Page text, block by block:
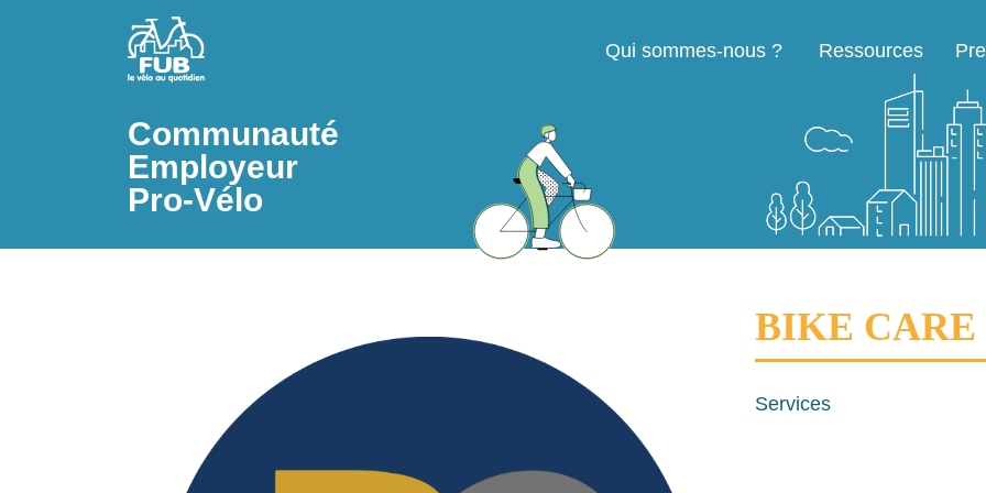
Aller au contenu principal
Navigation principale
Qui sommes-nous ? Ressources
Communauté
Employeur
Pro-Vélo
BIKE CARE
Services